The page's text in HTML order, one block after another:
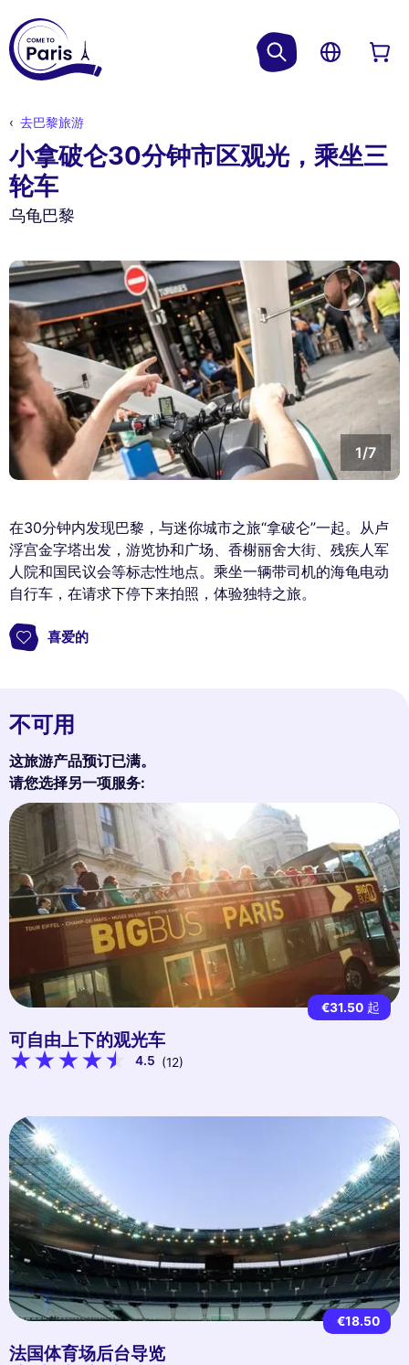
去巴黎旅游
小拿破仑30分钟市区观光，乘坐三
轮车
乌龟巴黎
1/7
在30分钟内发现巴黎，与迷你城市之旅“拿破仑”一起。从卢
浮宫金字塔出发，游览协和广场、香榭丽舍大街、残疾人军
人院和国民议会等标志性地点。乘坐一辆带司机的海龟电动
自行车，在请求下停下来拍照，体验独特之旅。
喜爱的
不可用
这旅游产品预订已满。
请您选择另一项服务:
€31.50 起
可自由上下的观光车
4.5 (12)
€18.50
法国体育场后台导览